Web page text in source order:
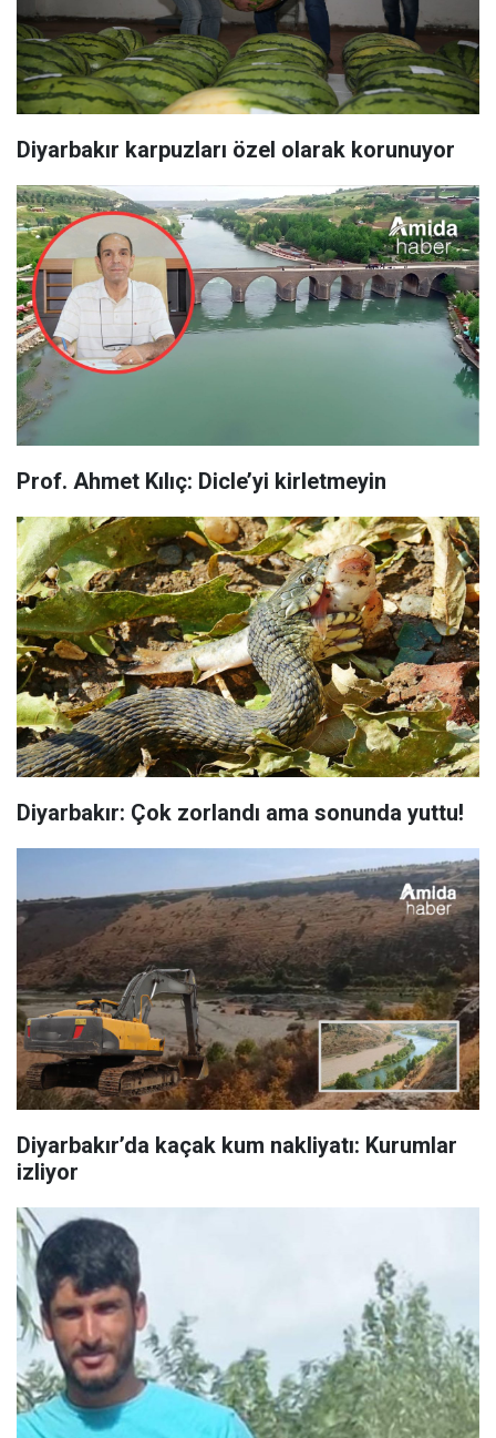
Diyarbakır karpuzları özel olarak korunuyor
Prof. Ahmet Kılıç: Dicle’yi kirletmeyin
Diyarbakır: Çok zorlandı ama sonunda yuttu!
Diyarbakır’da kaçak kum nakliyatı: Kurumlar
izliyor